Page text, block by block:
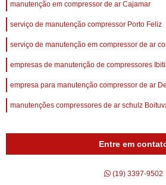
manutenção em compressor de ar Cajamar
serviço de manutenção compressor Porto Feliz
serviço de manutenção em compressor de ar
empresas de manutenção de compressores
empresa para manutenção compressor de ar
manutenções compressores de ar schulz
Entre em
(19) 3397-9502